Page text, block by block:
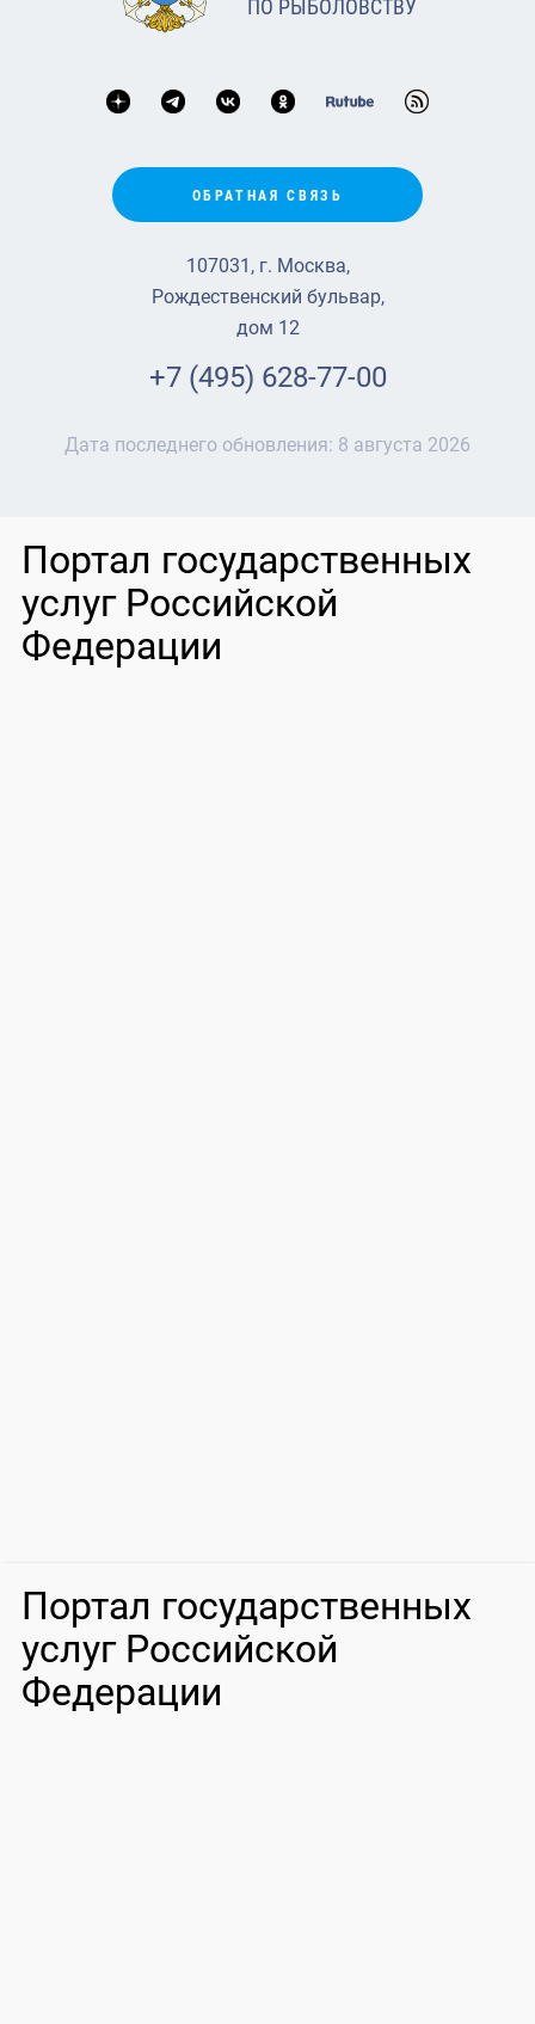
ПО РЫБОЛОВСТВУ
ОБРАТНАЯ СВЯЗЬ
107031, г. Москва,
Рождественский бульвар,
дом 12
+7 (495) 628-77-00
Дата последнего обновления: 8 августа 2026
Портал государственных
услуг Российской
Федерации
Портал государственных
услуг Российской
Федерации